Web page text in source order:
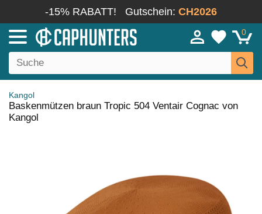
-15% RABATT! Gutschein: CH2026
0
Kangol
Baskenmützen braun Tropic 504 Ventair Cognac von
Kangol